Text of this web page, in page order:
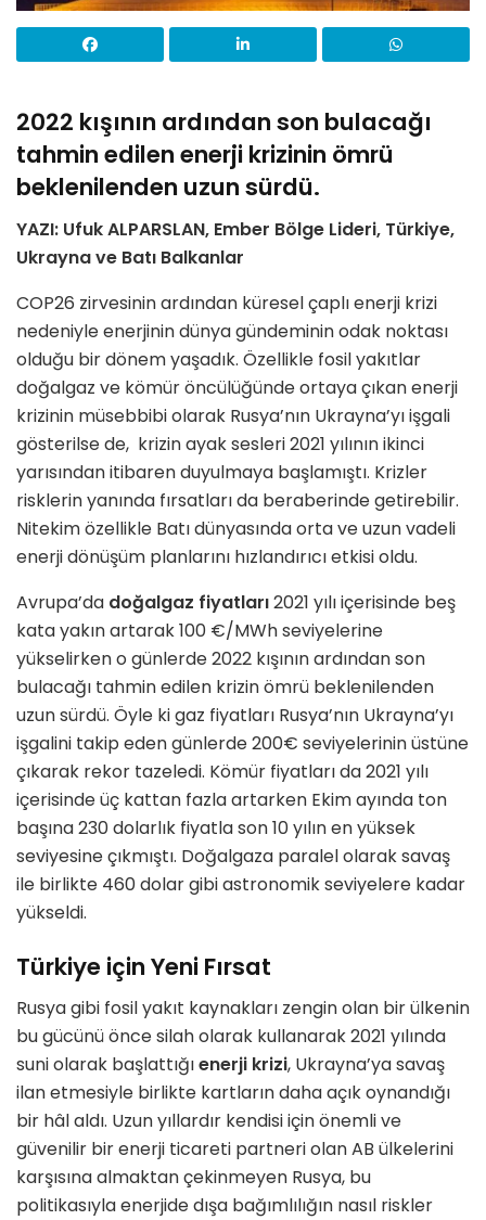
2022 kışının ardından son bulacağı
tahmin edilen enerji krizinin ömrü
beklenilenden uzun sürdü.
YAZI: Ufuk ALPARSLAN, Ember Bölge Lideri, Türkiye,
Ukrayna ve Batı Balkanlar
COP26 zirvesinin ardından küresel çaplı enerji krizi
nedeniyle enerjinin dünya gündeminin odak noktası
olduğu bir dönem yaşadık. Özellikle fosil yakıtlar
doğalgaz ve kömür öncülüğünde ortaya çıkan enerji
krizinin müsebbibi olarak Rusya’nın Ukrayna’yı işgali
gösterilse de, krizin ayak sesleri 2021 yılının ikinci
yarısından itibaren duyulmaya başlamıştı. Krizler
risklerin yanında fırsatları da beraberinde getirebilir.
Nitekim özellikle Batı dünyasında orta ve uzun vadeli
enerji dönüşüm planlarını hızlandırıcı etkisi oldu.
Avrupa’da doğalgaz fiyatları2021 yılı içerisinde beş
kata yakın artarak 100 €/MWh seviyelerine
yükselirken o günlerde 2022 kışının ardından son
bulacağı tahmin edilen krizin ömrü beklenilenden
uzun sürdü. Öyle ki gaz fiyatları Rusya’nın Ukrayna’yı
işgalini takip eden günlerde 200€ seviyelerinin üstüne
çıkarak rekor tazeledi. Kömür fiyatları da 2021 yılı
içerisinde üç kattan fazla artarken Ekim ayında ton
başına 230 dolarlık fiyatla son 10 yılın en yüksek
seviyesine çıkmıştı. Doğalgaza paralel olarak savaş
ile birlikte 460 dolar gibi astronomik seviyelere kadar
yükseldi.
Türkiye için Yeni Fırsat
Rusya gibi fosil yakıt kaynakları zengin olan bir ülkenin
bu gücünü önce silah olarak kullanarak 2021 yılında
suni olarak başlattığıenerji krizi, Ukrayna’ya savaş
ilan etmesiyle birlikte kartların daha açık oynandığı
bir hâl aldı. Uzun yıllardır kendisi için önemli ve
güvenilir bir enerji ticareti partneri olan AB ülkelerini
karşısına almaktan çekinmeyen Rusya, bu
politikasıyla enerjide dışa bağımlılığın nasıl riskler